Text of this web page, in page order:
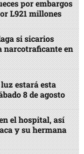
por embargos
L921 millones
si sicarios
narcotraficante en
estará esta
8 de agosto
el hospital, así
y su hermana